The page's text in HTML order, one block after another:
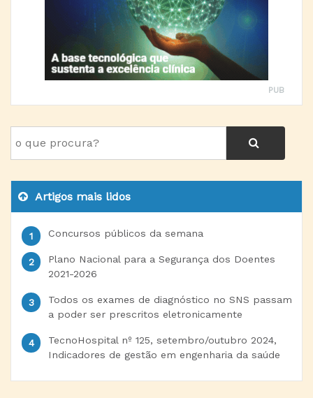
PUB
Artigos mais lidos
Concursos públicos da semana
Plano Nacional para a Segurança dos Doentes
2021-2026
Todos os exames de diagnóstico no SNS passam
a poder ser prescritos eletronicamente
TecnoHospital nº 125, setembro/outubro 2024,
Indicadores de gestão em engenharia da saúde